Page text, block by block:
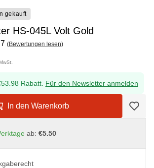
gekauft
HS-045L Volt Gold
(Bewertungen lesen)
Rabatt. Für den Newsletter anmelden
In den Warenkorb
ab: €5.50